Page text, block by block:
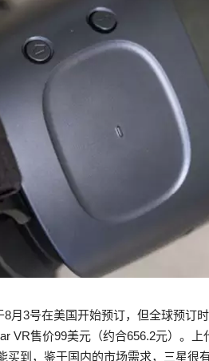
月3号在美国开始预订，但全球预订
VR售价99美元（约合656.2元）。
买到，鉴于国内的市场需求，三星很